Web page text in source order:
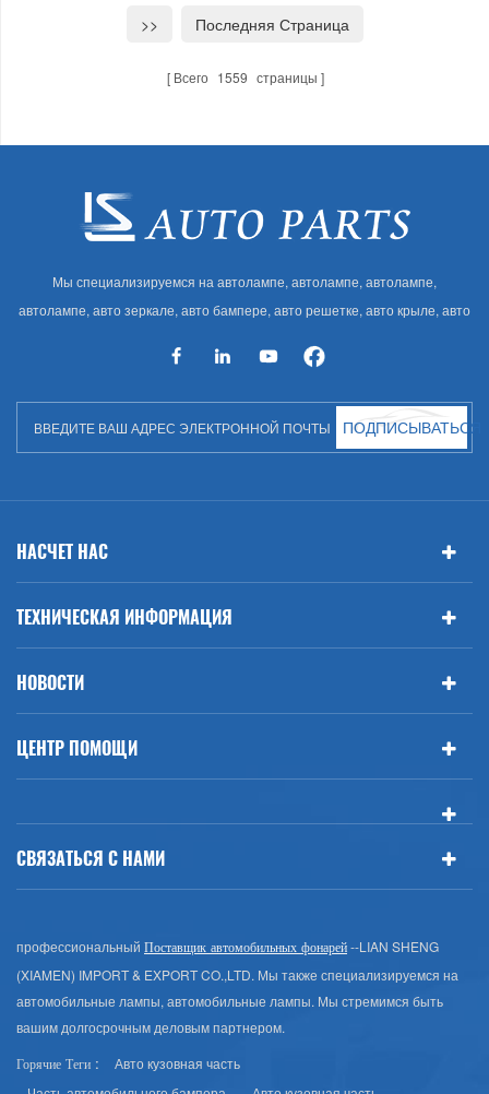
>>
Последняя Страница
Всего 1559 страницы
Мы специализируемся на автолампе, автолампе, автолампе,
автолампе, авто зеркале, авто бампере, авто решетке, авто крыле, авто
автозапчастей для Audi, VW, Benz, BMW
ПОДПИСЫВАТЬСЯ
НАСЧЕТ НАС
ТЕХНИЧЕСКАЯ ИНФОРМАЦИЯ
НОВОСТИ
ЦЕНТР ПОМОЩИ
СВЯЗАТЬСЯ С НАМИ
профессиональный Поставщик автомобильных фонарей--LIAN SHENG
(XIAMEN) IMPORT & EXPORT CO.,LTD. Мы также специализируемся на
автомобильные лампы, автомобильные лампы. Мы стремимся быть
вашим долгосрочным деловым партнером.
Горячие Теги :
Авто кузовная часть